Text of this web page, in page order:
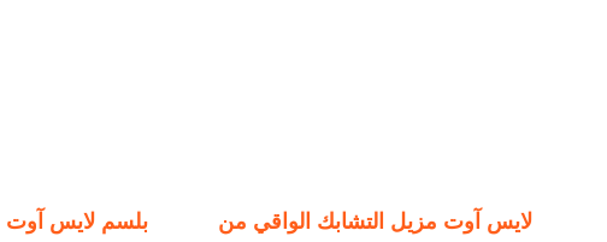
لايس آوت مزيل التشابك الواقي من
بلسم لايس آوت